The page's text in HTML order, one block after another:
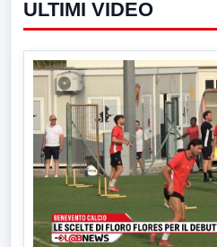
ULTIMI VIDEO